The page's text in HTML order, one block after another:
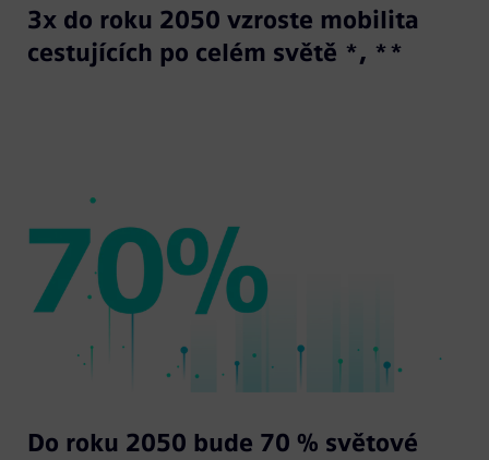
3x do roku 2050 vzroste mobilita
cestujících po celém světě *, **
Do roku 2050 bude 70 % světové